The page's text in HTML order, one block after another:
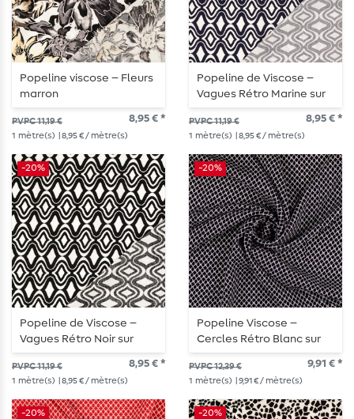
Popeline viscose – Fleurs
marron
PVPC 11,19 € 8,95 € *
1 mètre(s) | 8,95 € / mètre(s)
Popeline de Viscose –
Vagues Rétro Marine sur
Blanc
PVPC 11,19 € 8,95 € *
1 mètre(s) | 8,95 € / mètre(s)
-20%
Popeline de Viscose –
Vagues Rétro Noir sur
Blanc
PVPC 11,19 € 8,95 € *
1 mètre(s) | 8,95 € / mètre(s)
-20%
Popeline Viscose –
Cercles Rétro Blanc sur
Marine
PVPC 12,39 € 9,91 € *
1 mètre(s) | 9,91 € / mètre(s)
-20% -20%